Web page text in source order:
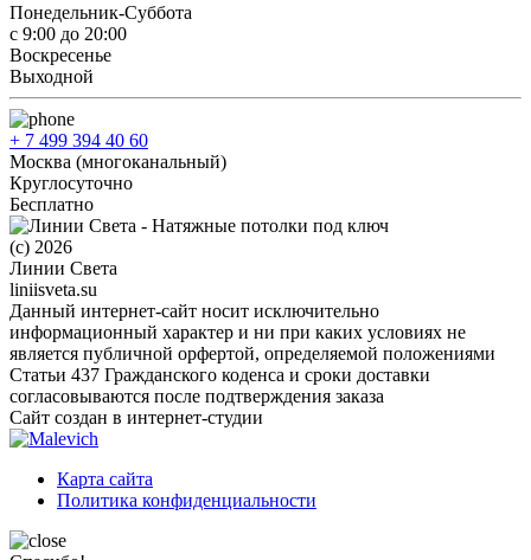
Понедельник-Суббота
с 9:00 до 20:00
Воскресенье
Выходной
+ 7 499 394 40 60
Москва (многоканальный)
Круглосуточно
Бесплатно
(c) 2026
Линии Света
liniisveta.su
Данный интернет-сайт носит исключительно
информационный характер и ни при каких условиях не
является публичной орфертой, определяемой положениями
Статьи 437 Гражданского коденса и сроки доставки
согласовываются после подтверждения заказа
Сайт создан в интернет-студии
Карта сайта
Политика конфиденциальности